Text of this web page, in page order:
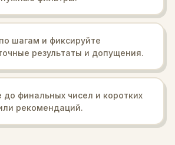
шагам и фиксируйте
результаты и допущения.
финальных чисел и коротких
рекомендаций.